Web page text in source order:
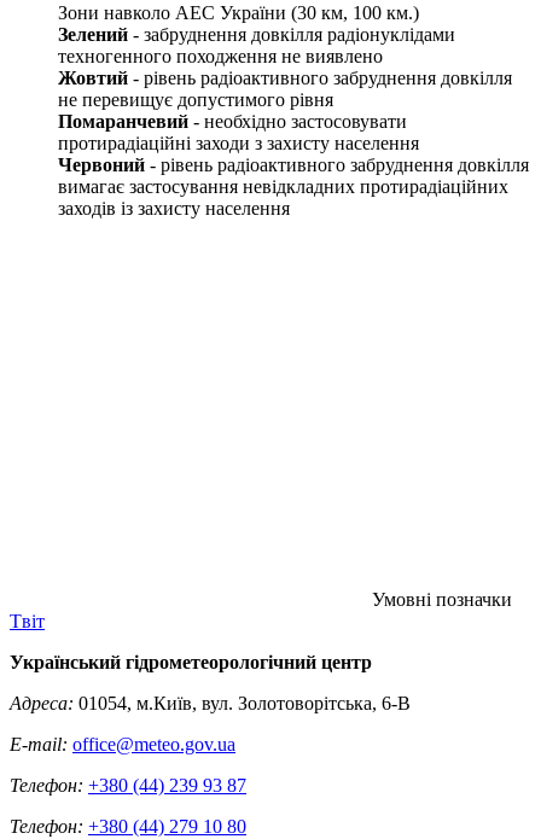
Зони навколо АЕС України (30 км, 100 км.)
Зелений - забруднення довкілля радіонуклідами
техногенного походження не виявлено
Жовтий - рівень радіоактивного забруднення довкілля
не перевищує допустимого рівня
Помаранчевий - необхідно застосовувати
протирадіаційні заходи з захисту населення
Червоний - рівень радіоактивного забруднення довкілля
вимагає застосування невідкладних протирадіаційних
заходів із захисту населення
Умовні позначки
Tвіт
Український гідрометеорологічний центр
Адреса: 01054, м.Київ, вул. Золотоворітська, 6-В
E-mail: office@meteo.gov.ua
Телефон: +380 (44) 239 93 87
Телефон: +380 (44) 279 10 80